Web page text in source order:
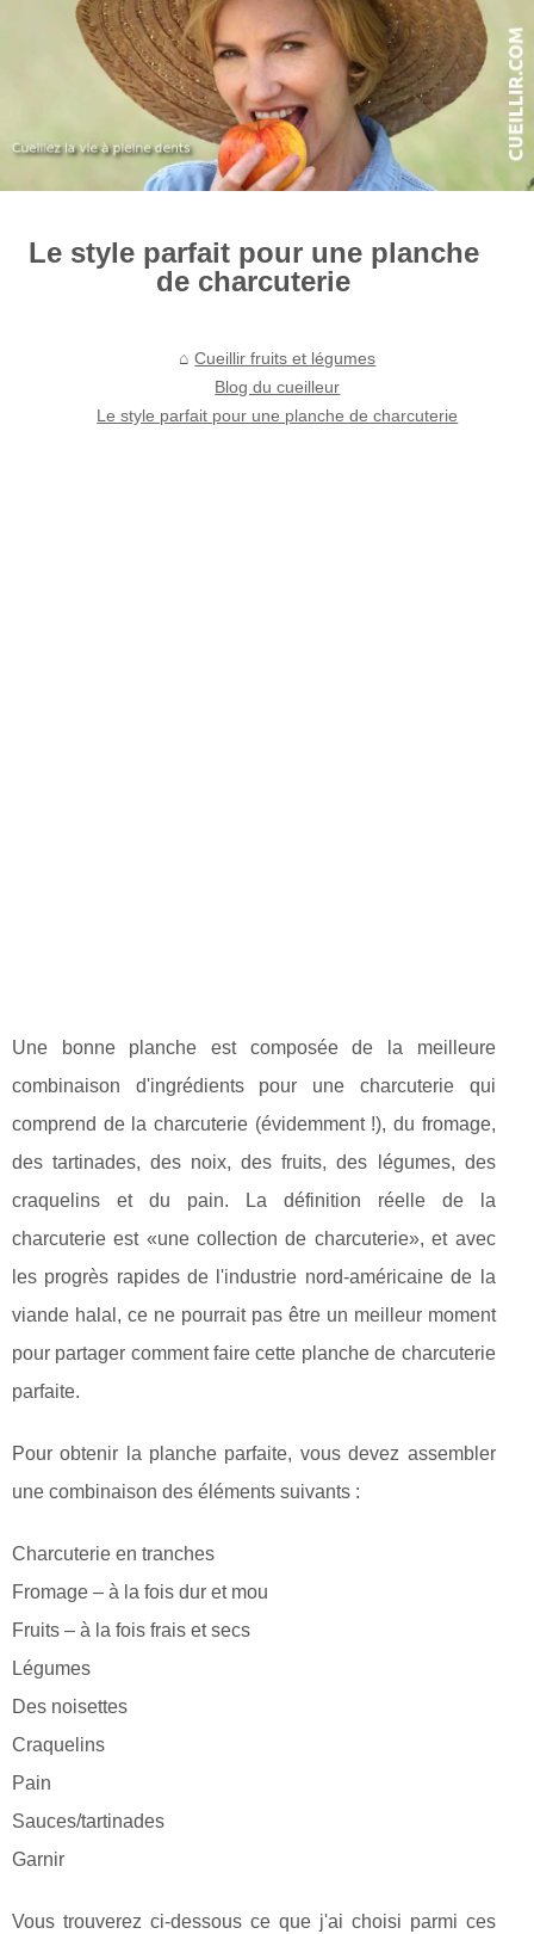
Le style parfait pour une planche
de charcuterie
Cueillir fruits et légumes
Blog du cueilleur
Le style parfait pour une planche de charcuterie
Une bonne planche est composée de la meilleure
combinaison d'ingrédients pour une charcuterie qui
comprend de la charcuterie (évidemment !), du fromage,
des tartinades, des noix, des fruits, des légumes, des
craquelins et du pain. La définition réelle de la
charcuterie est «une collection de charcuterie», et avec
les progrès rapides de l'industrie nord-américaine de la
viande halal, ce ne pourrait pas être un meilleur moment
pour partager comment faire cette planche de charcuterie
parfaite.
Pour obtenir la planche parfaite, vous devez assembler
une combinaison des éléments suivants :
Charcuterie en tranches
Fromage – à la fois dur et mou
Fruits – à la fois frais et secs
Légumes
Des noisettes
Craquelins
Pain
Sauces/tartinades
Garnir
Vous trouverez ci-dessous ce que j'ai choisi parmi ces